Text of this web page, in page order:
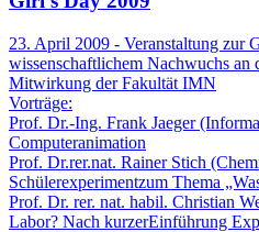
23. April 2009 - Veranstaltung zur
wissenschaftlichem Nachwuchs
Mitwirkung der Fakultät IMN
Vorträge:
Prof. Dr.-Ing. Frank Jaeger
Computeranimation
Prof. Dr.rer.nat. Rainer Stich
Schülerexperimentzum Thema
Prof. Dr. rer. nat. habil. Christian
Labor? Nach kurzerEinführung